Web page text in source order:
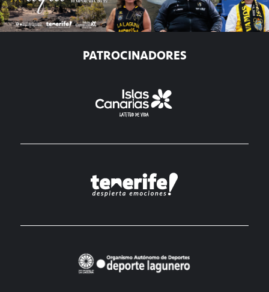
PATROCINADORES